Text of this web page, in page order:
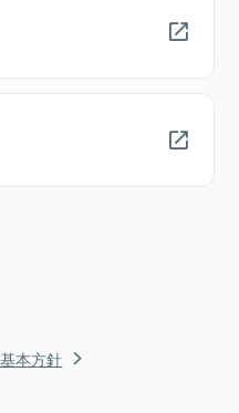
本方針